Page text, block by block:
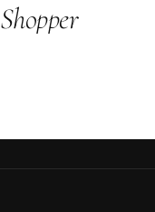
Shopper